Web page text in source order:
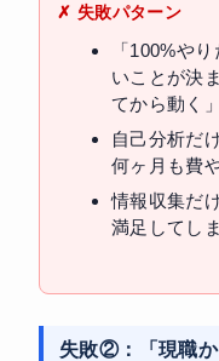
✗ 失敗パターン
「100%やり
いことが決
てから動く」
自己分析だ
何ヶ月も費
情報収集だ
満足してし
失敗②：「現職